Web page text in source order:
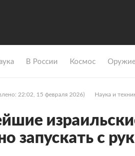
В России Космос
22:02, 15 февраля 2026) Наука и
запускать с